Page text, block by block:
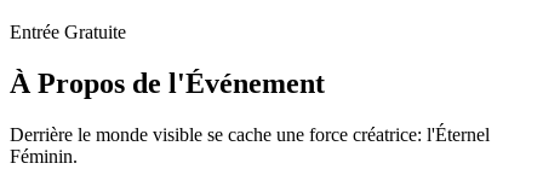
Entrée Gratuite
À Propos de l'Événement
Derrière le monde visible se cache une force créatrice: l'Éternel
Féminin.